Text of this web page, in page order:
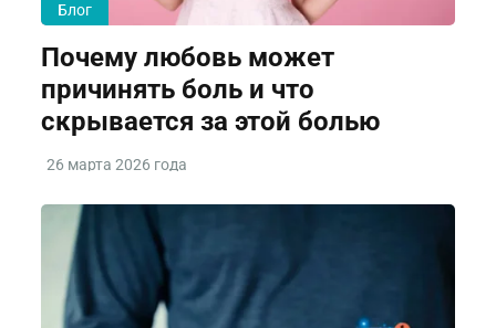
Блог
Почему любовь может
причинять боль и что
скрывается за этой болью
26 марта 2026 года